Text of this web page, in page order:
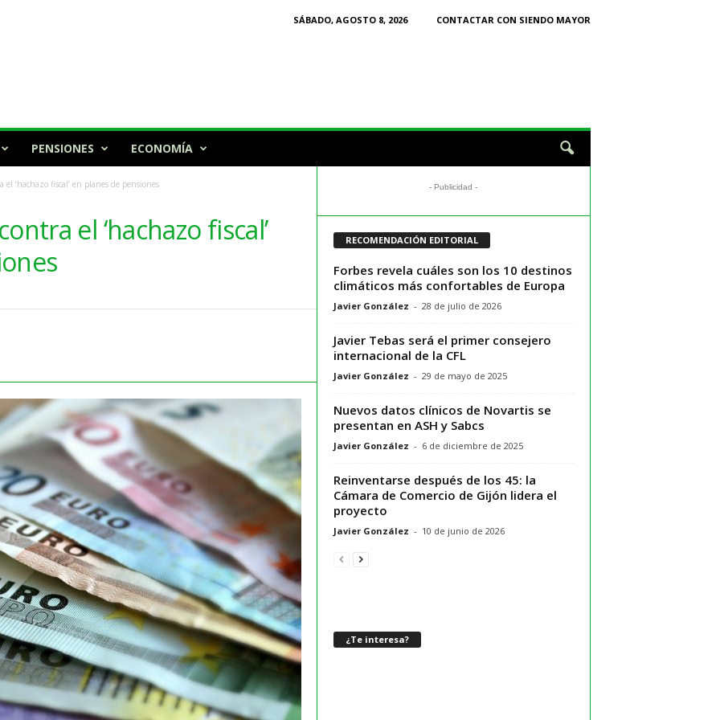
SÁBADO, AGOSTO 8, 2026
CONTACTAR CON SIENDO MAYOR
PENSIONES ECONOMÍA
el ‘hachazo fiscal’ en planes de pensiones
el ‘hachazo fiscal’
- Publicidad -
RECOMENDACIÓN EDITORIAL
Forbes revela cuáles son los 10 destinos
climáticos más confortables de Europa
Javier González - 28 de julio de 2026
Javier Tebas será el primer consejero
internacional de la CFL
Javier González - 29 de mayo de 2025
Nuevos datos clínicos de Novartis se
presentan en ASH y Sabcs
Javier González - 6 de diciembre de 2025
Reinventarse después de los 45: la
Cámara de Comercio de Gijón lidera el
proyecto
Javier González - 10 de junio de 2026
¿Te interesa?